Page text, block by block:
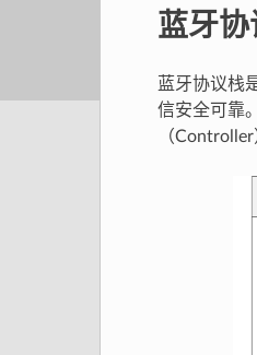
蓝牙
蓝牙协议栈
信安全可靠
（